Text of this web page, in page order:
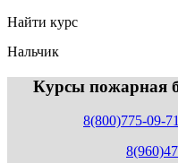
Найти курс
Нальчик
Курсы пожарная
8(800)775-09-71